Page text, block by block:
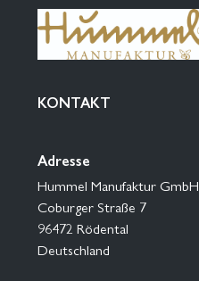
KONTAKT
Adresse
Hummel Manufaktur GmbH
Coburger Straße 7
96472 Rödental
Deutschland